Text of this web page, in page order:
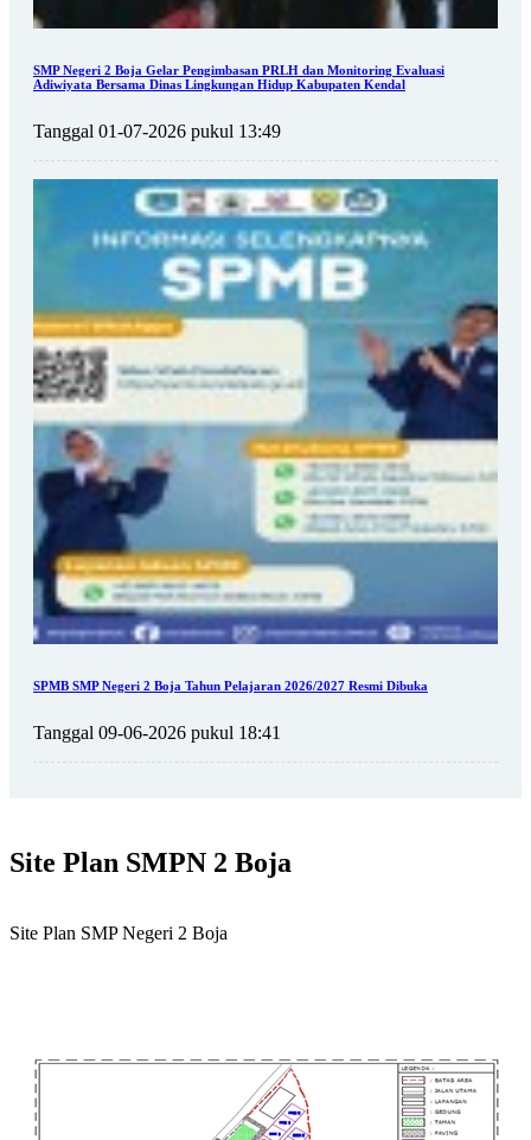
SMP Negeri 2 Boja Gelar Pengimbasan PRLH dan Monitoring Evaluasi
Adiwiyata Bersama Dinas Lingkungan Hidup Kabupaten Kendal
Tanggal 01-07-2026 pukul 13:49
SPMB SMP Negeri 2 Boja Tahun Pelajaran 2026/2027 Resmi Dibuka
Tanggal 09-06-2026 pukul 18:41
Site Plan SMPN 2 Boja
Site Plan SMP Negeri 2 Boja